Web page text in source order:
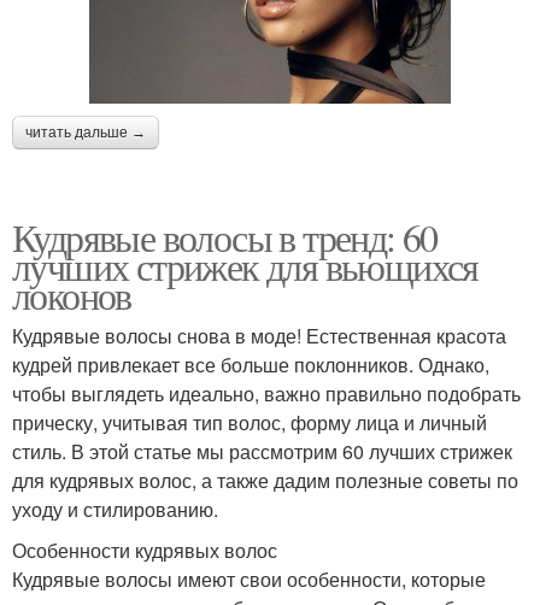
читать дальше →
Кудрявые волосы в тренд: 60
лучших стрижек для вьющихся
локонов
Кудрявые волосы снова в моде! Естественная красота
кудрей привлекает все больше поклонников. Однако,
чтобы выглядеть идеально, важно правильно подобрать
прическу, учитывая тип волос, форму лица и личный
стиль. В этой статье мы рассмотрим 60 лучших стрижек
для кудрявых волос, а также дадим полезные советы по
уходу и стилированию.
Особенности кудрявых волос
Кудрявые волосы имеют свои особенности, которые